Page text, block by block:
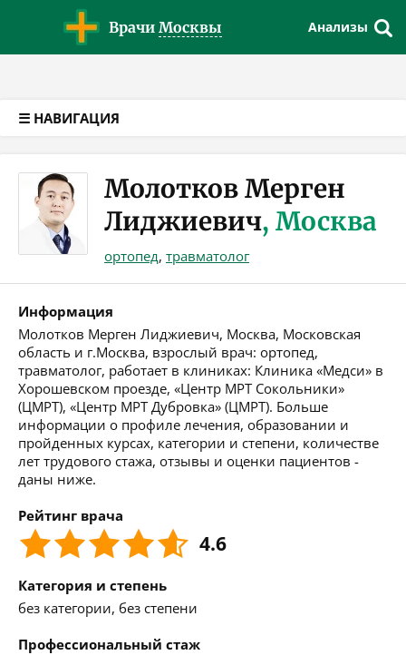
Врачи Москвы Анализы
☰ НАВИГАЦИЯ
Молотков Мерген
Лиджиевич, Москва
ортопед, травматолог
Информация
Молотков Мерген Лиджиевич, Москва, Московская
область и г.Москва, взрослый врач: ортопед,
травматолог, работает в клиниках: Клиника «Медси» в
Хорошевском проезде, «Центр МРТ Сокольники»
(ЦМРТ), «Центр МРТ Дубровка» (ЦМРТ). Больше
информации о профиле лечения, образовании и
пройденных курсах, категории и степени, количестве
лет трудового стажа, отзывы и оценки пациентов -
даны ниже.
Рейтинг врача
4.6
Категория и степень
без категории, без степени
Профессиональный стаж